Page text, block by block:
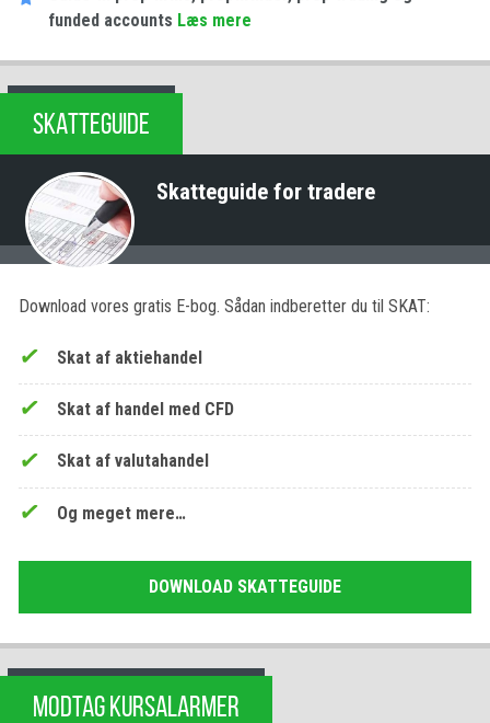
funded accounts Læs mere
SKATTEGUIDE
Skatteguide for tradere
Download vores gratis E-bog. Sådan indberetter du til SKAT:
Skat af aktiehandel
Skat af handel med CFD
Skat af valutahandel
Og meget mere…
DOWNLOAD SKATTEGUIDE
MODTAG KURSALARMER